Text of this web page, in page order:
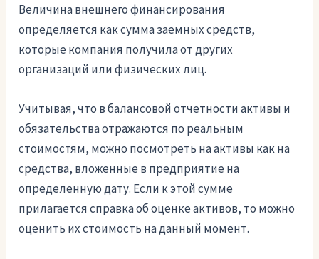
Величина внешнего финансирования
определяется как сумма заемных средств,
которые компания получила от других
организаций или физических лиц.
Учитывая, что в балансовой отчетности активы и
обязательства отражаются по реальным
стоимостям, можно посмотреть на активы как на
средства, вложенные в предприятие на
определенную дату. Если к этой сумме
прилагается справка об оценке активов, то можно
оценить их стоимость на данный момент.